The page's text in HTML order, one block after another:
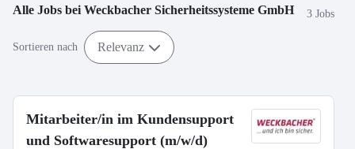
Alle Jobs bei Weckbacher Sicherheitssysteme GmbH 3 Jobs
Sortieren nach Relevanz
Mitarbeiter/in im Kundensupport
und Softwaresupport (m/w/d)